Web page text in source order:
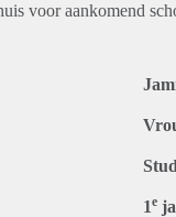
voor aankomend
1e